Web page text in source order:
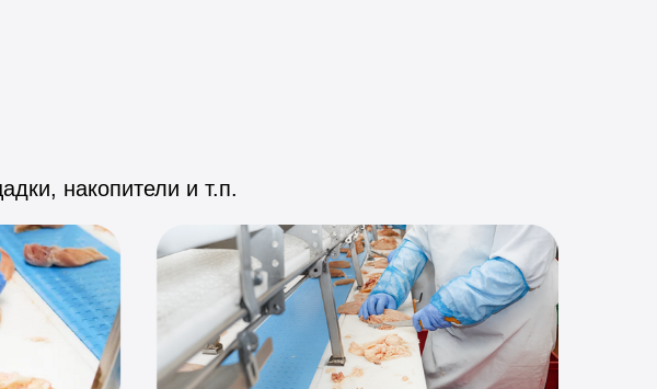
накопители и т.п.